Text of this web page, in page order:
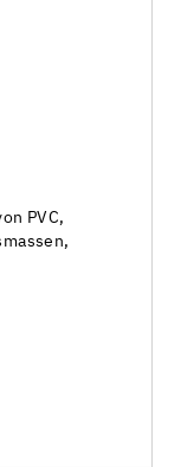
PVC,